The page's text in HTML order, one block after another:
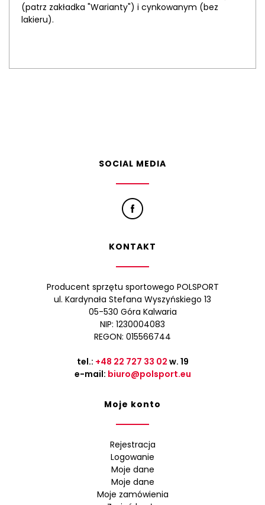
(patrz zakładka "Warianty") i cynkowanym (bez
lakieru).
SOCIAL MEDIA
KONTAKT
Producent sprzętu sportowego POLSPORT
ul. Kardynała Stefana Wyszyńskiego 13
05-530 Góra Kalwaria
NIP: 1230004083
REGON: 015566744
tel.: +48 22 727 33 02 w. 19
e-mail: biuro@polsport.eu
Moje konto
Rejestracja
Logowanie
Moje dane
Moje dane
Moje zamówienia